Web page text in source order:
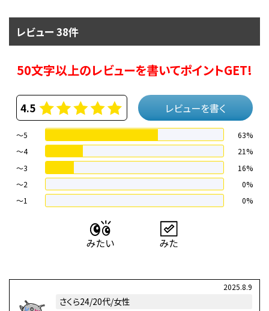
レビュー 38件
50文字以上のレビューを書いてポイントGET!
4.5 レビューを書く
～5
63%
～4
21%
〜3
16%
〜2
0%
〜1
0%
2025.8.9
さくら24/20代/女性